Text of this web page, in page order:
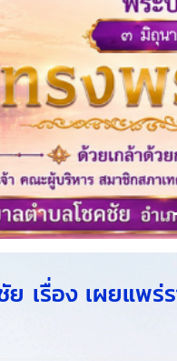
ย เรื่อง เผยแพ